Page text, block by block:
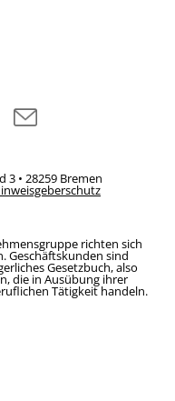
3 • 28259 Bremen
richten sich
Geschäftskunden sind
Gesetzbuch, also
die in Ausübung ihrer
Tätigkeit handeln.